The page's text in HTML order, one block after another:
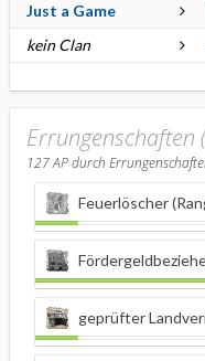
Just a Game
kein Clan
Errungenschaften
127AP durch
Feuerlöscher
geprüfter